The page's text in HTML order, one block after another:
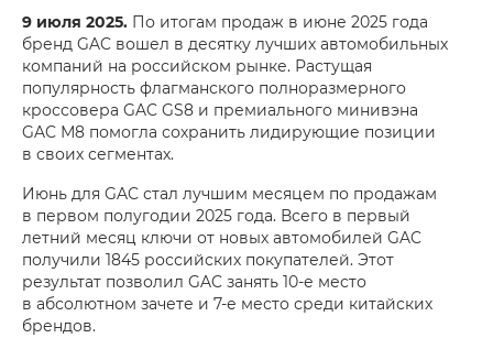
9 июля 2025. По итогам продаж в июне 2025 года
бренд GAC вошел в десятку лучших автомобильных
компаний на российском рынке. Растущая
популярность флагманского полноразмерного
кроссовера GAC GS8 и премиального минивэна
GAC М8 помогла сохранить лидирующие позиции
в своих сегментах.
Июнь для GAC стал лучшим месяцем по продажам
в первом полугодии 2025 года. Всего в первый
летний месяц ключи от новых автомобилей GAC
получили 1845 российских покупателей. Этот
результат позволил GAC занять 10-е место
в абсолютном зачете и 7-е место среди китайских
брендов.